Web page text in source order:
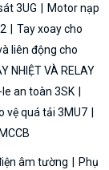
3UG
Motor nạp
Tay xoay cho
liên động cho
NHIỆT VÀ RELAY
le an toàn 3SK
vệ quá tải 3MU7
âm tường
Phụ